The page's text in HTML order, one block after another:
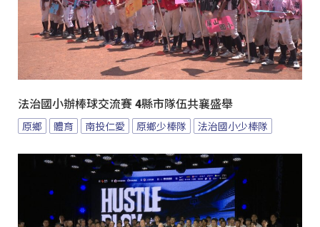
法治國小辦棒球交流賽 4縣市隊伍共襄盛舉
原鄉 體育 南投仁愛 原鄉少棒隊 法治國小少棒隊